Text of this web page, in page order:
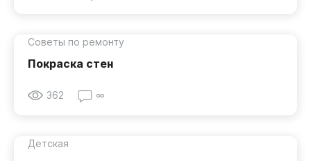
Советы по ремонту
Покраска стен
362 ∞
Детская